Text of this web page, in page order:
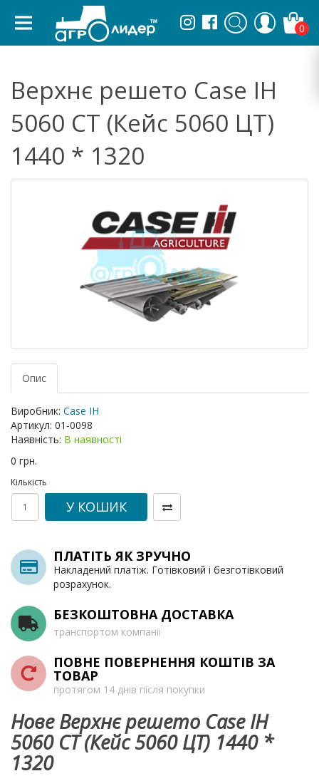
0
Верхнє решето Case IH
5060 CT (Кейс 5060 ЦТ)
1440 * 1320
Опис
Виробник: Case IH
Артикул: 01-0098
Наявність: В наявності
0 грн.
Кількість
У КОШИК
ПЛАТІТЬ ЯК ЗРУЧНО
Накладений платіж. Готівковий і безготівковий
розрахунок.
БЕЗКОШТОВНА ДОСТАВКА
транспортом компанії
ПОВНЕ ПОВЕРНЕННЯ КОШТІВ ЗА
ТОВАР
протягом 14 днів після покупки
Нове Верхнє решето Case IH
5060 CT (Кейс 5060 ЦТ) 1440 *
1320